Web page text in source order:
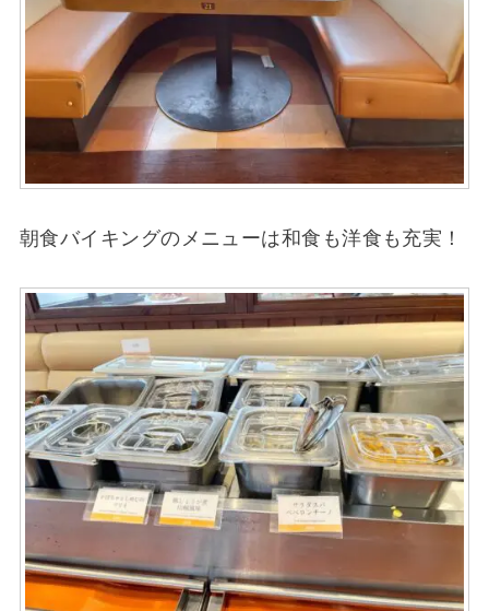
朝食バイキングのメニューは和食も洋食も充実！